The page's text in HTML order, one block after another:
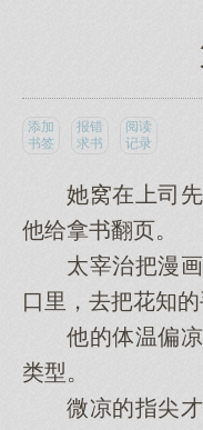
添加
书签
报错
求书
阅读
记录
她窝在上司先
他给拿书翻页。
太宰治把漫画
口里，去把花知的
他的体温偏凉
类型。
微凉的指尖才